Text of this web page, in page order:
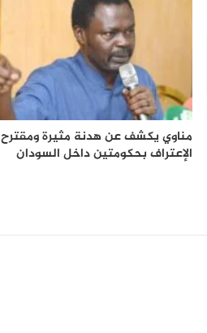
مناوي يكشف عن هدنة مثيرة ومقترح
الإعتراف بحكومتين داخل السودان